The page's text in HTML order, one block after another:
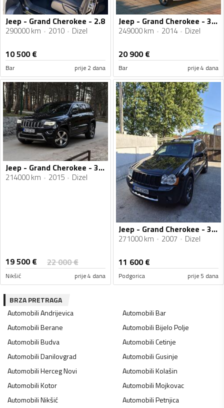
Jeep - Grand Cherokee - 2.8
290000 km 2010 Dizel
10 500€
Bar prije 2 dana
Jeep - Grand Cherokee - 3.0 CRD 4X4
249000 km 2014 Dizel
20 900€
Bar prije 4 dana
Jeep - Grand Cherokee - 3.0 CRD
214000 km 2015 Dizel
19 500€ 22 000€
Nikšić prije 4 dana
Jeep - Grand Cherokee - 3.0 crd
271000 km 2007 Dizel
11 600€
Podgorica prije 5 dana
BRZA PRETRAGA
AutomobiliAndrijevica AutomobiliBar
AutomobiliBerane AutomobiliBijelo Polje
AutomobiliBudva AutomobiliCetinje
AutomobiliDanilovgrad AutomobiliGusinje
AutomobiliHerceg Novi AutomobiliKolašin
AutomobiliKotor AutomobiliMojkovac
AutomobiliNikšić AutomobiliPetnjica